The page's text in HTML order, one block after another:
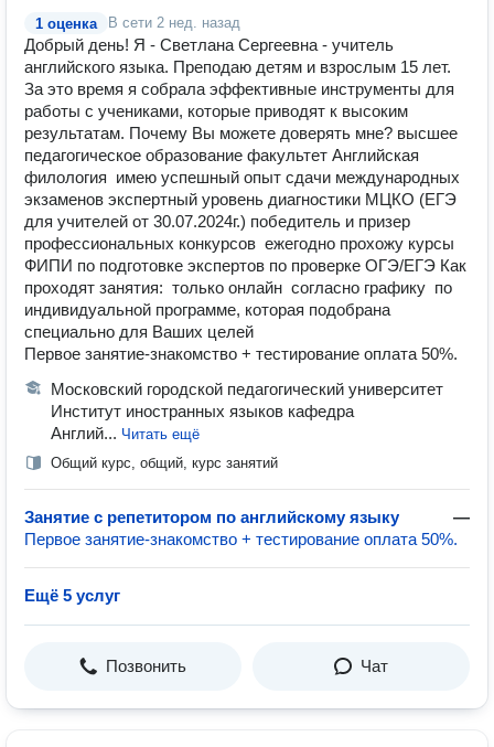
1 оценка В сети 2 нед. назад
Добрый день! Я - Светлана Сергеевна - учитель
английского языка. Преподаю детям и взрослым 15 лет.
За это время я собрала эффективные инструменты для
работы с учениками, которые приводят к высоким
результатам. Почему Вы можете доверять мне? высшее
педагогическое образование факультет Английская
филология ️ имею успешный опыт сдачи международных
экзаменов ️️экспертный уровень диагностики МЦКО (ЕГЭ
для учителей от 30.07.2024г.) ️победитель и призер
профессиональных конкурсов ️ ежегодно прохожу курсы
ФИПИ по подготовке экспертов по проверке ОГЭ/ЕГЭ Как
проходят занятия: ️ только онлайн ️ согласно графику ️ по
индивидуальной программе, которая подобрана
специально для Ваших целей
Первое занятие-знакомство + тестирование оплата 50%.
Московский городской педагогический университет
Институт иностранных языков кафедра
Англий... Читать ещё
Общий курс, общий, курс занятий
Занятие с репетитором по английскому языку
—
Первое занятие-знакомство + тестирование оплата 50%.
Ещё 5 услуг
Позвонить Чат